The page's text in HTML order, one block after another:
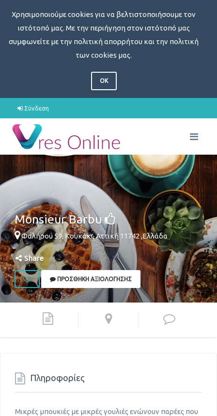
Χρησιμοποιούμε cookies για να βελτιστοποιήσουμε τον
ιστότοπό μας. Με την περιήγηση στον ιστότοπό μας
συμφωνείτε με την πολιτική απορρήτου και την πολιτική
των cookies μας.
OK
Σύνδεση
Monsieur Barbu
Φαλήρου 59, Κουκάκι,Αττική 11742,Ελλάδα
Share
ΠΡΟΣΘΉΚΗ ΑΞΙΟΛΌΓΗΣΗΣ
Πληροφορίες
Μικρές μπουκιές με μικρές γουλιές ενώνουν παρέες που